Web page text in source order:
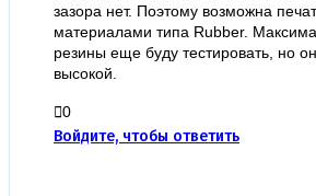
зазора нет. Поэтому возможна
материалами типа Rubber.
резины еще буду тестировать, но
высокой.
0
Войдите, чтобы ответить